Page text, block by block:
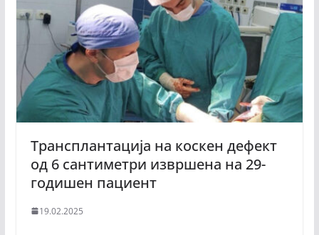
Трансплантација на коскен дефект
од 6 сантиметри извршена на 29-
годишен пациент
19.02.2025